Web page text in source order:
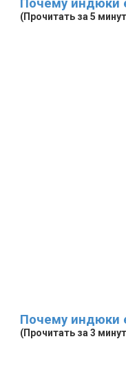
Почему индюки
(Прочитать за 5
Почему индюки
(Прочитать за 3